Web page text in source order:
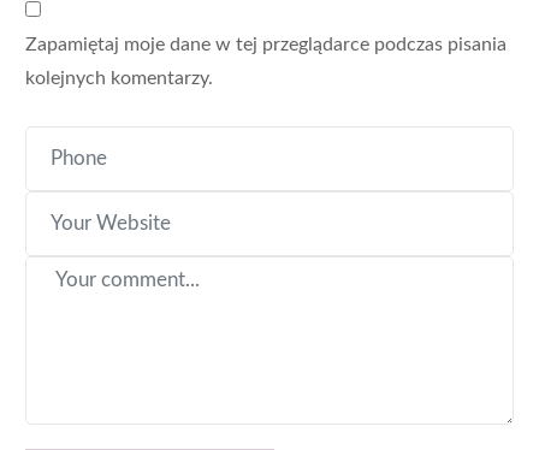
Zapamiętaj moje dane w tej przeglądarce podczas pisania
kolejnych komentarzy.